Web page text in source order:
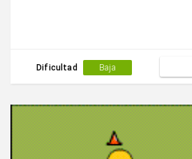
Dificultad Baja